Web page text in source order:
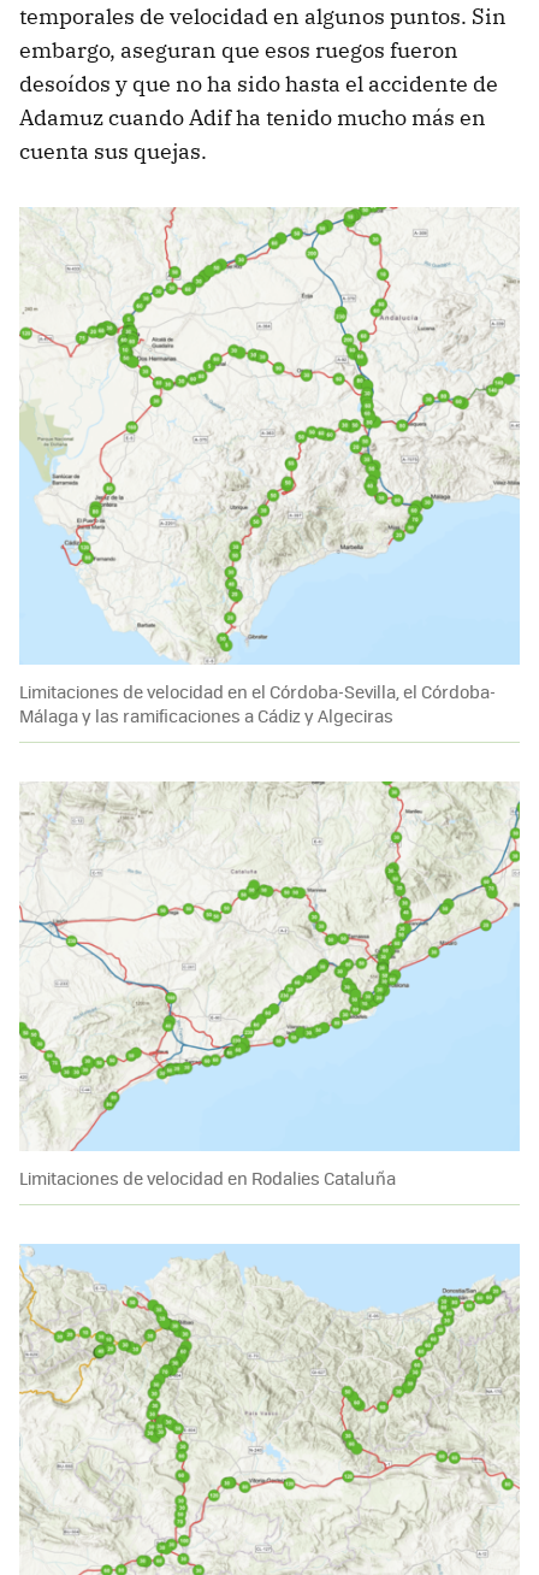
temporales de velocidad en algunos puntos. Sin
embargo, aseguran que esos ruegos fueron
desoídos y que no ha sido hasta el accidente de
Adamuz cuando Adif ha tenido mucho más en
cuenta sus quejas.
Limitaciones de velocidad en el Córdoba-Sevilla, el Córdoba-
Málaga y las ramificaciones a Cádiz y Algeciras
Limitaciones de velocidad en Rodalies Cataluña